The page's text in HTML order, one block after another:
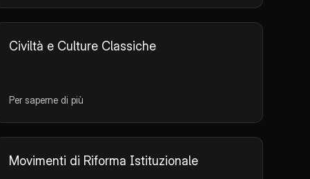
Civiltà e Culture Classiche
Per saperne di più
Movimenti di Riforma Istituzionale